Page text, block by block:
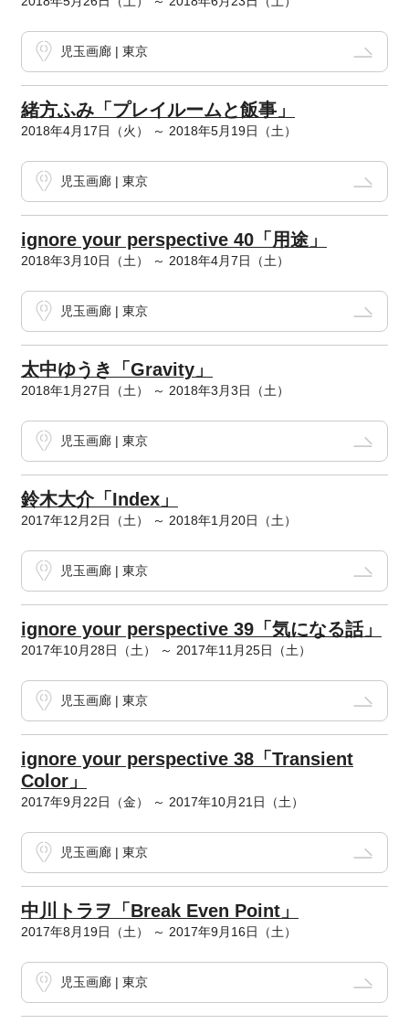
児玉画廊 | 東京
緒方ふみ「プレイルームと飯事」
2018年4月17日（火） ～ 2018年5月19日（土）
児玉画廊 | 東京
ignore your perspective 40「用途」
2018年3月10日（土） ～ 2018年4月7日（土）
児玉画廊 | 東京
太中ゆうき「Gravity」
2018年1月27日（土） ～ 2018年3月3日（土）
児玉画廊 | 東京
鈴木大介「Index」
2017年12月2日（土） ～ 2018年1月20日（土）
児玉画廊 | 東京
ignore your perspective 39「気になる話」
2017年10月28日（土） ～ 2017年11月25日（土）
児玉画廊 | 東京
ignore your perspective 38「Transient
Color」
2017年9月22日（金） ～ 2017年10月21日（土）
児玉画廊 | 東京
中川トラヲ「Break Even Point」
2017年8月19日（土） ～ 2017年9月16日（土）
児玉画廊 | 東京